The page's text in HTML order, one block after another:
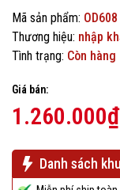
Mã sản phẩm: OD608
Thương hiệu: nhập
Tình trạng: Còn hàng
Giá bán:
1.260.000₫
Danh sách